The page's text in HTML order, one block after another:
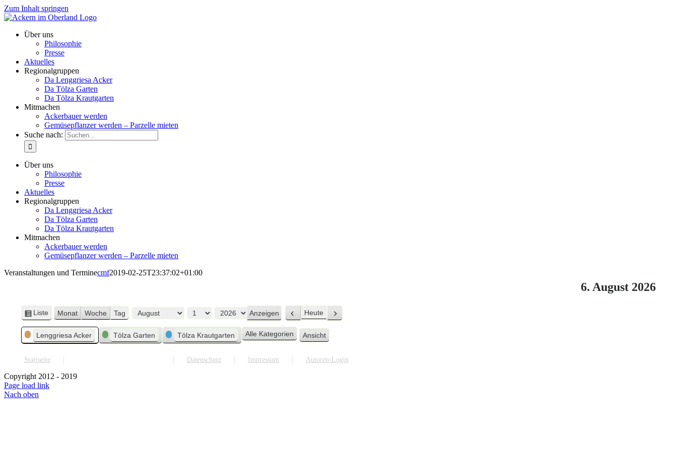
Zum Inhalt springen
Über uns
Philosophie
Presse
Aktuelles
Regionalgruppen
Da Lenggriesa Acker
Da Tölza Garten
Da Tölza Krautgarten
Mitmachen
Ackerbauer werden
Gemüsepflanzer werden – Parzelle mieten
Suche nach:
Über uns
Philosophie
Presse
Aktuelles
Regionalgruppen
Da Lenggriesa Acker
Da Tölza Garten
Da Tölza Krautgarten
Mitmachen
Ackerbauer werden
Gemüsepflanzer werden – Parzelle mieten
Veranstaltungen und Terminecmf2019-02-25T23:37:02+01:00
6. August 2026
Ansicht
als
Liste Monat Woche Tag
Monat
Tag
Jahr
Zurück
Heute Weiter
Kategorien
Lenggriesa Acker Tölza Garten Tölza Krautgarten Alle Kategorien Ansicht
Startseite Datenschutz Impressum Autoren-Login
Copyright 2012 - 2019
Page load link
Nach oben